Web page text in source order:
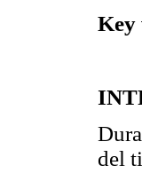
Key
del